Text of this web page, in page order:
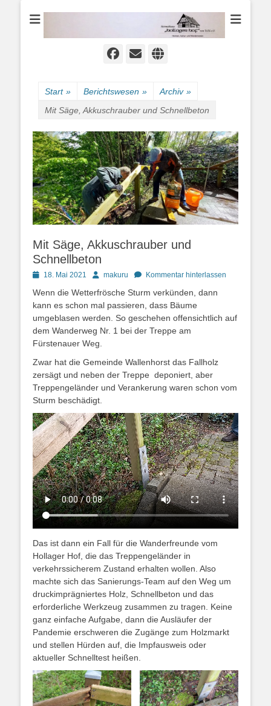
Heimathaus
Hollager Hof v.
Facebook
E-
Website
Start » Berichtswesen » Archiv »
Mit Säge, Akkuschrauber und Schnellbeton
Mit Säge, Akkuschrauber und
Schnellbeton
Posted18. Mai 2021 Autormakuru Kommentar hinterlassen
Wenn die Wetterfrösche Sturm verkünden, dann
kann es schon mal passieren, dass Bäume
umgeblasen werden. So geschehen offensichtlich auf
dem Wanderweg Nr. 1 bei der Treppe am
Fürstenauer Weg.
Zwar hat die Gemeinde Wallenhorst das Fallholz
zersägt und neben der Treppe deponiert, aber
Treppengeländer und Verankerung waren schon vom
Sturm beschädigt.
Das ist dann ein Fall für die Wanderfreunde vom
Hollager Hof, die das Treppengeländer in
verkehrssicherem Zustand erhalten wollen. Also
machte sich das Sanierungs-Team auf den Weg um
druckimprägniertes Holz, Schnellbeton und das
erforderliche Werkzeug zusammen zu tragen. Keine
ganz einfache Aufgabe, dann die Ausläufer der
Pandemie erschweren die Zugänge zum Holzmarkt
und stellen Hürden auf, die Impfausweis oder
aktueller Schnelltest heißen.